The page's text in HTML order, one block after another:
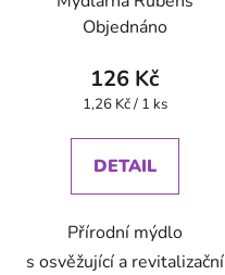
Objednáno
126 Kč
Měrná
1,26 Kč / 1 ks
DETAIL
Přírodní mýdlo
s osvěžující a revitalizační